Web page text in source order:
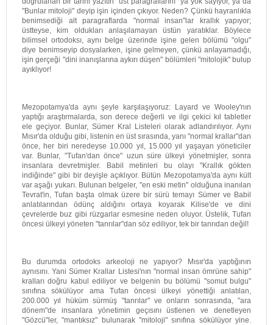
"Bunlar mitoloji" deyip işin içinden çıkıyor. Neden? Çünkü hayranlıkla
benimsediği alt paragraflarda "normal insan"lar krallık yapıyor;
üstteyse, kim oldukları anlaşılamayan üstün yaratıklar. Böylece
bilimsel ortodoksı, aynı belge üzerinde işine gelen bölümü "olgu"
diye benimseyip dosyalarken, işine gelmeyen, çünkü anlayamadığı,
işin gerçeği "dini inanışlarına aykırı düşen" bölümleri "mitolojik" bulup
ayıklıyor!
Mezopotamya'da aynı şeyle karşılaşıyoruz: Layard ve Wooley'nın
yaptığı araştırmalarda, son derece değerli ve ilgi çekici kıl tabletler
ele geçiyor. Bunlar, Sümer Kral Listeleri olarak adlandırılıyor. Aynı
Mısır'da olduğu gibi, listenin en üst sırasında, yanı "normal krallar"dan
önce, her biri neredeyse 10.000 yıl, 15.000 yıl yaşayan yöneticiler
var. Bunlar, "Tufan'dan önce" uzun süre ülkeyi yönetmişler, sonra
insanlara devretmişler. Babil metinleri bu olayı "Krallık gökten
indiğinde" gibi bir deyişle açıklıyor. Bütün Mezopotamya'da aynı kült
var aşağı yukarı. Bulunan belgeler, "en eski metin" olduğuna inanılan
Tevrat'in, Tufan başta olmak üzere bir sürü temayı Sümer ve Babil
anlatılarından ödünç aldığını ortaya koyarak Kilise'de ve dini
çevrelerde buz gibi rüzgarlar esmesine neden oluyor. Üstelik, Tufan
öncesi ülkeyi yöneten "tanrılar"dan söz ediliyor, tek bir tanrıdan değil!
Bu durumda ortodoks arkeoloji ne yapıyor? Mısır'da yaptığının
aynısını. Yani Sümer Krallar Listesi'nın "normal insan ömrüne sahip"
kralları doğru kabul ediliyor ve belgenin bu bölümü "somut bulgu"
sınıfına sökülüyor ama Tufan öncesi ülkeyi yönettiği anlatılan,
200.000 yıl hüküm sürmüş "tanrılar" ve onların sonrasında, "ara
dönem"de insanlara yönetimin geçısını üstlenen ve denetleyen
"Gözcü"ler, "mantıksız" bulunarak "mitoloji" sınıfına sökülüyor yine.